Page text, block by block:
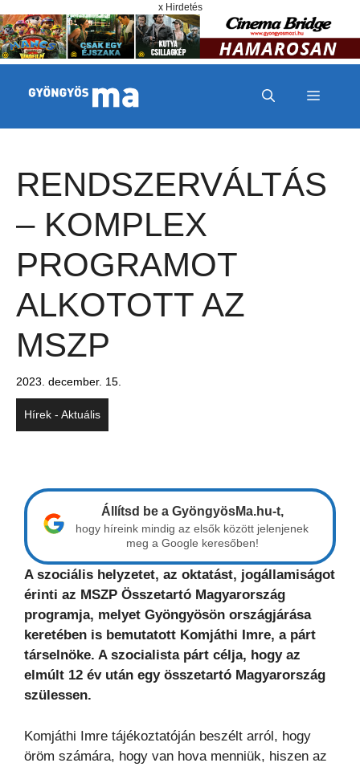
x Hirdetés
MENÜ
RENDSZERVÁLTÁS
– KOMPLEX
PROGRAMOT
ALKOTOTT AZ
MSZP
2023. december. 15.
Hírek - Aktuális
Állítsd be a GyöngyösMa.hu-t,
hogy híreink mindig az elsők között jelenjenek
meg a Google keresőben!
A szociális helyzetet, az oktatást, jogállamiságot
érinti az MSZP Összetartó Magyarország
programja, melyet Gyöngyösön országjárása
keretében is bemutatott Komjáthi Imre, a párt
társelnöke. A szocialista párt célja, hogy az
elmúlt 12 év után egy összetartó Magyarország
szülessen.
Komjáthi Imre tájékoztatóján beszélt arról, hogy
öröm számára, hogy van hova menniük, hiszen az